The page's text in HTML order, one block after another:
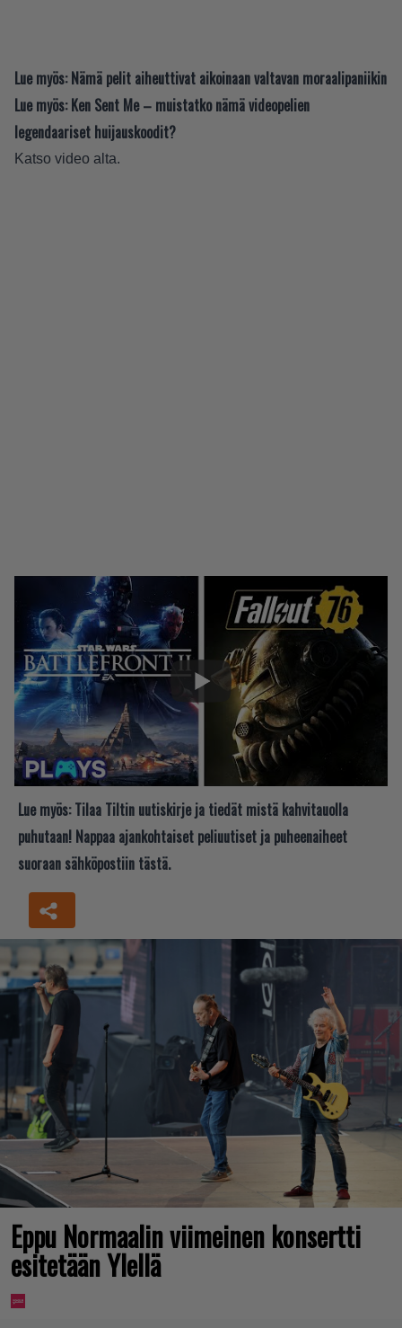
Lue myös: Nämä pelit aiheuttivat aikoinaan valtavan moraalipaniikin
Lue myös: Ken Sent Me – muistatko nämä videopelien
legendaariset huijauskoodit?
Katso video alta.
Lue myös: Tilaa Tiltin uutiskirje ja tiedät mistä kahvitauolla
puhutaan! Nappaa ajankohtaiset peliuutiset ja puheenaiheet
suoraan sähköpostiin tästä.
Eppu Normaalin viimeinen konsertti
esitetään Ylellä